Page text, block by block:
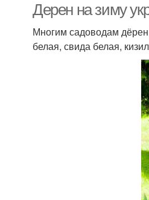
Дерен на зиму
Многим садоводам
белая, свида белая,